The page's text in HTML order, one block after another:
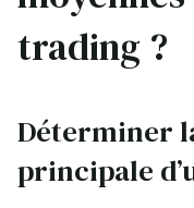
trading ?
Déterminer
principale